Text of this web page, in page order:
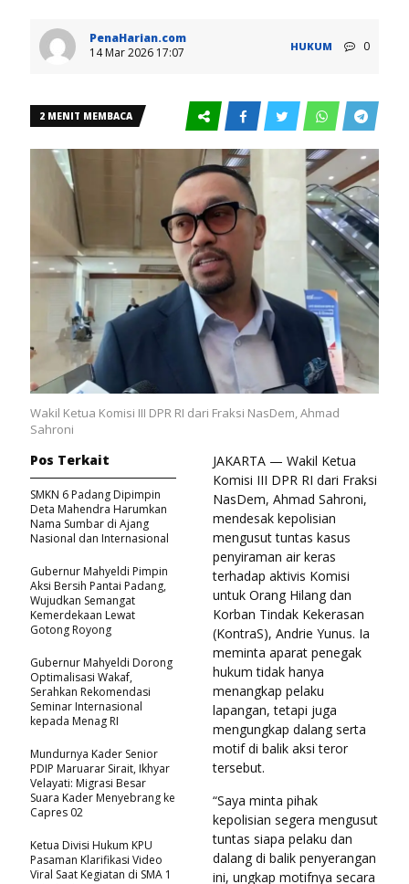
PenaHarian.com
14 Mar 2026 17:07
HUKUM 0
2 MENIT MEMBACA
Wakil Ketua Komisi III DPR RI dari Fraksi NasDem, Ahmad
Sahroni
JAKARTA — Wakil Ketua
Komisi III DPR RI dari Fraksi
NasDem, Ahmad Sahroni,
mendesak kepolisian
mengusut tuntas kasus
penyiraman air keras
terhadap aktivis Komisi
untuk Orang Hilang dan
Korban Tindak Kekerasan
(KontraS), Andrie Yunus. Ia
meminta aparat penegak
hukum tidak hanya
menangkap pelaku
lapangan, tetapi juga
mengungkap dalang serta
motif di balik aksi teror
tersebut.
“Saya minta pihak
kepolisian segera mengusut
tuntas siapa pelaku dan
dalang di balik penyerangan
ini, ungkap motifnya secara
Pos Terkait
SMKN 6 Padang Dipimpin
Deta Mahendra Harumkan
Nama Sumbar di Ajang
Nasional dan Internasional
Gubernur Mahyeldi Pimpin
Aksi Bersih Pantai Padang,
Wujudkan Semangat
Kemerdekaan Lewat
Gotong Royong
Gubernur Mahyeldi Dorong
Optimalisasi Wakaf,
Serahkan Rekomendasi
Seminar Internasional
kepada Menag RI
Mundurnya Kader Senior
PDIP Maruarar Sirait, Ikhyar
Velayati: Migrasi Besar
Suara Kader Menyebrang ke
Capres 02
Ketua Divisi Hukum KPU
Pasaman Klarifikasi Video
Viral Saat Kegiatan di SMA 1